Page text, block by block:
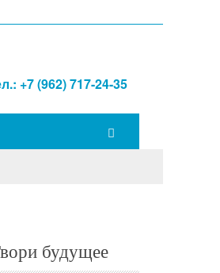
+7 (962) 717-24-35
будущее